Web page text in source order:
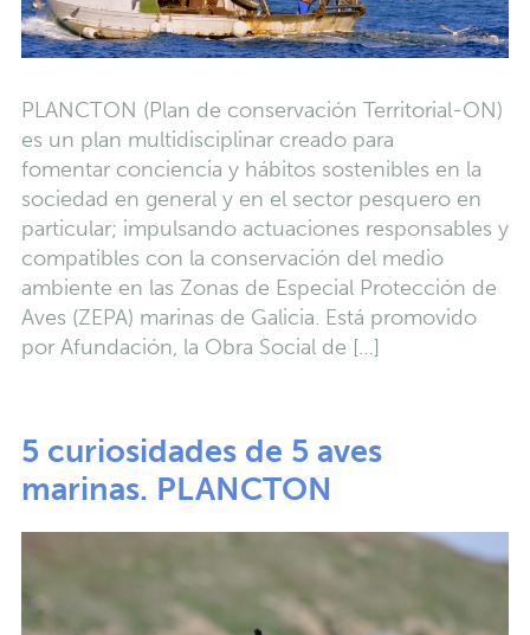
PLANCTON (Plan de conservación Territorial-ON)
es un plan multidisciplinar creado para
fomentar conciencia y hábitos sostenibles en la
sociedad en general y en el sector pesquero en
particular; impulsando actuaciones responsables y
compatibles con la conservación del medio
ambiente en las Zonas de Especial Protección de
Aves (ZEPA) marinas de Galicia. Está promovido
por Afundación, la Obra Social de […]
5 curiosidades de 5 aves
marinas. PLANCTON